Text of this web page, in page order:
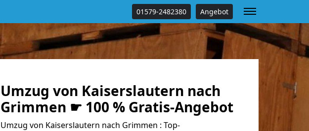
01579-2482380 Angebot
Umzug von Kaiserslautern nach
Grimmen ☛ 100 % Gratis-Angebot
Umzug von Kaiserslautern nach Grimmen : Top-